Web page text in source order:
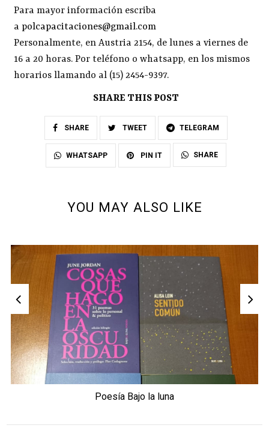
Para mayor información escriba
apolcapacitaciones@gmail.com
Personalmente, en Austria 2154, de lunes a viernes de
16 a 20 horas. Por teléfono o whatsapp, en los mismos
horarios llamando al (15) 2454-9397.
SHARE THIS POST
SHARE TWEET TELEGRAM
WHATSAPP PIN IT SHARE
YOU MAY ALSO LIKE
Poesía Bajo la luna